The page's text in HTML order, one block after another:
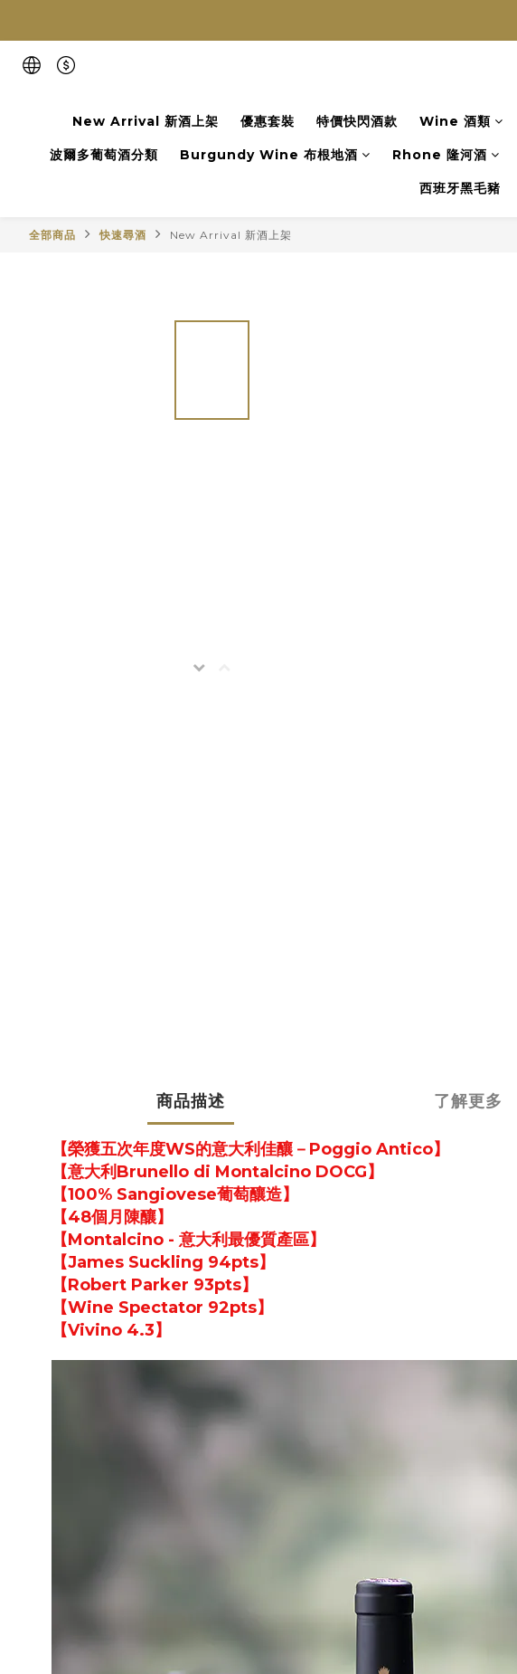
買滿任何酒
New Arrival 新酒上架 優惠套裝 特價快閃酒款 Wine 酒類
波爾多葡萄酒分類 Burgundy Wine 布根地酒 Rhone 隆河酒
西班牙黑毛豬
全部商品 快速尋酒 New Arrival 新酒上架
商品描述 了解更多
【榮獲五次年度WS的意大利佳釀－Poggio Antico】
【意大利Brunello di Montalcino DOCG】
【100% Sangiovese葡萄釀造】
【48個月陳釀】
【Montalcino - 意大利最優質產區】
【James Suckling 94pts】
【Robert Parker 93pts】
【Wine Spectator 92pts】
【Vivino 4.3】